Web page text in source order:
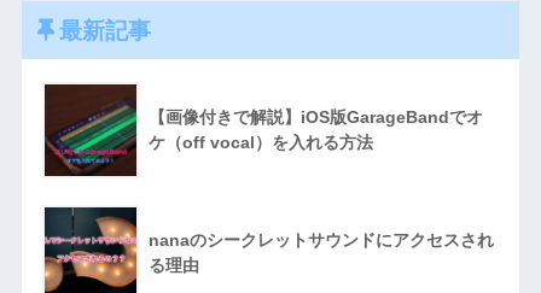
最新記事
【画像付きで解説】iOS版GarageBandでオ
ケ（off vocal）を入れる方法
nanaのシークレットサウンドにアクセスされ
る理由